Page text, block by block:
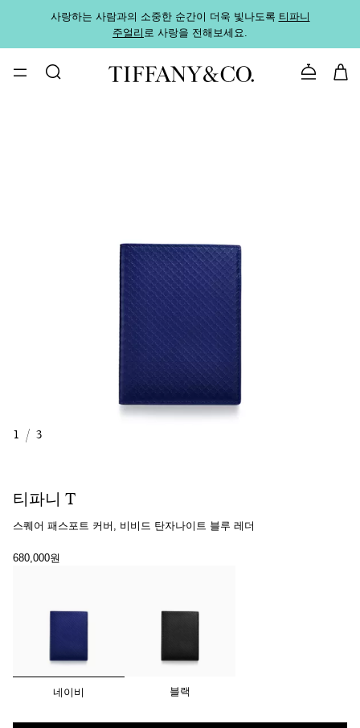
사랑하는 사람과의 소중한 순간이 더욱 빛나도록 티파니
주얼리로 사랑을 전해보세요.
문의하기
1 / 3
티파니 T
스퀘어 패스포트 커버, 비비드 탄자나이트 블루 레더
680,000원
선택됨
네이비 블랙